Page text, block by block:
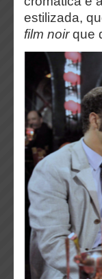
estilizada,
film noirque